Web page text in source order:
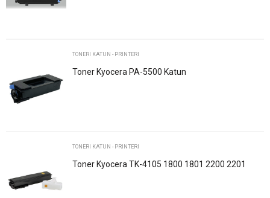
Trenutno nema komentara
TONERI KATUN - PRINTERI
Toner Kyocera PA-5500 Katun
TONERI KATUN - PRINTERI
Toner Kyocera TK-4105 1800 1801 2200 2201